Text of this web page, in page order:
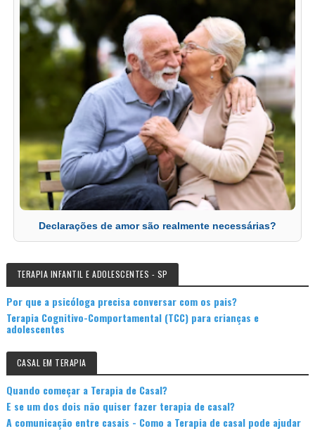
Declarações de amor são realmente necessárias?
TERAPIA INFANTIL E ADOLESCENTES - SP
Por que a psicóloga precisa conversar com os pais?
Terapia Cognitivo-Comportamental (TCC) para crianças e
adolescentes
CASAL EM TERAPIA
Quando começar a Terapia de Casal?
E se um dos dois não quiser fazer terapia de casal?
A comunicação entre casais - Como a Terapia de casal pode ajudar